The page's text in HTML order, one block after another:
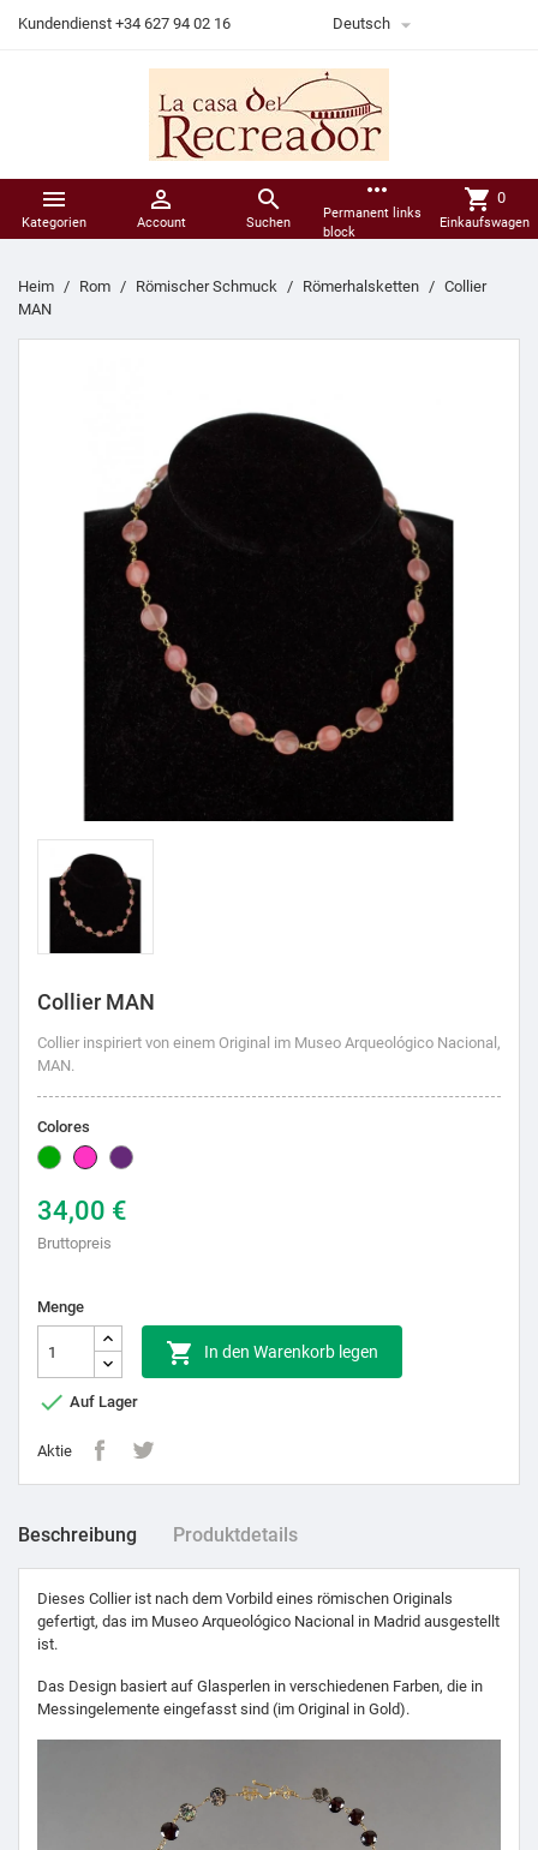
Kundendienst +34 627 94 02 16 Deutsch 

Kategorien

Account

Suchen
more_horiz
Permanent links
block
shopping_cart 0
Einkaufswagen
Heim Rom Römischer Schmuck Römerhalsketten
Collier
MAN
Collier MAN
Collier inspiriert von einem Original im Museo Arqueológico Nacional,
MAN.
Colores
Grün
Pink Lila
34,00 €
Bruttopreis
Menge
 In den Warenkorb legen
 Auf Lager
Aktie
Beschreibung Produktdetails
Dieses Collier ist nach dem Vorbild eines römischen Originals
gefertigt, das im Museo Arqueológico Nacional in Madrid ausgestellt
ist.
Das Design basiert auf Glasperlen in verschiedenen Farben, die in
Messingelemente eingefasst sind (im Original in Gold).